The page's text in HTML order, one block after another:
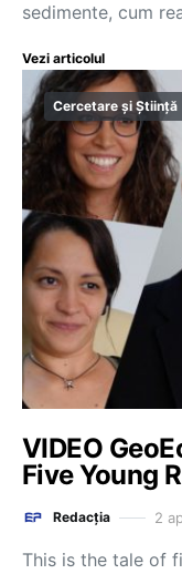
sedimente, cum
Vezi articolul
Cercetare și Știință
VIDEO
Five Young
Redacția 2
This is the tale of